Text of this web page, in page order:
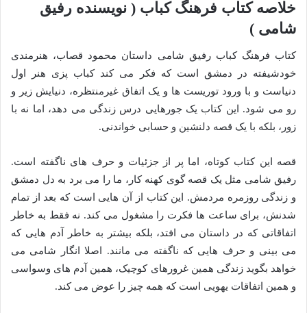
خلاصه کتاب فرهنگ کباب ( نویسنده رفیق
شامی )
کتاب فرهنگ کباب رفیق شامی داستان محمود قصاب، هنرمندی
خودشیفته در دمشق است که فکر می کند کباب پزی هنر اول
دنیاست و با ورود توریست ها و یک اتفاق غیرمنتظره، دنیایش زیر و
رو می شود. این کتاب یک جورهایی درس زندگی می دهد، اما نه با
زور، بلکه با یک قصه دلنشین و حسابی خواندنی.
قصه این کتاب کوتاه، اما پر از جزئیات و حرف های ناگفته است.
رفیق شامی مثل یک قصه گوی کهنه کار، ما را می برد به دل دمشق
و زندگی روزمره مردمش. این کتاب از آن هایی است که بعد از تمام
شدنش، برای ساعت ها فکرت را مشغول می کند. نه فقط به خاطر
اتفاقاتی که در داستان می افتد، بلکه بیشتر به خاطر آدم هایی که
می بینی و حرف هایی که ناگفته می مانند. اصلا انگار شامی می
خواهد بگوید زندگی همین غرورهای کوچیک، همین آدم های وسواسی
و همین اتفاقات یهویی است که همه چیز را عوض می کند.